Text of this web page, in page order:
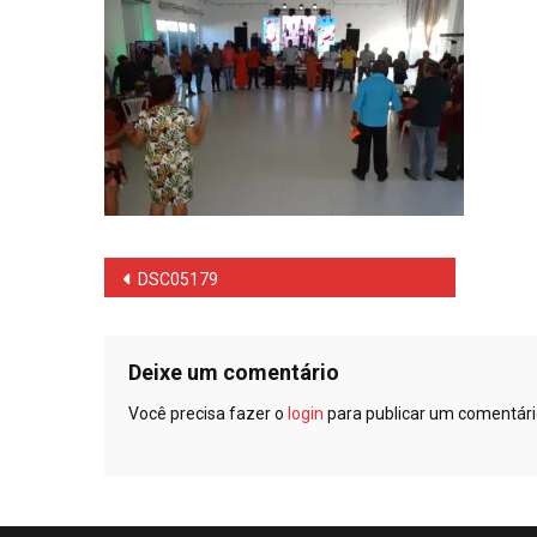
Navegação
Post
DSC05179
Deixe um comentário
Você precisa fazer o login para publicar um